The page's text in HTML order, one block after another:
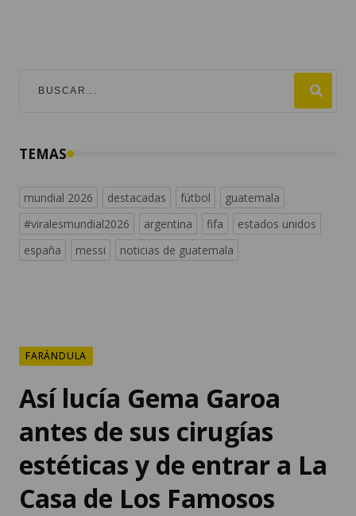
TEMAS
mundial 2026 destacadas fútbol
guatemala
#viralesmundial2026
argentina fifa
estados unidos
españa
messi noticias de guatemala
FARÁNDULA
Así lucía Gema Garoa
antes de sus cirugías
estéticas y de entrar a La
Casa de Los Famosos